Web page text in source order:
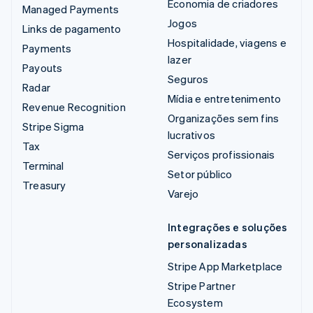
Managed Payments
Links de pagamento
Payments
Payouts
Radar
Revenue Recognition
Stripe Sigma
Tax
Terminal
Treasury
Economia de criadores
Jogos
Hospitalidade, viagens e
lazer
Seguros
Mídia e entretenimento
Organizações sem fins
lucrativos
Serviços profissionais
Setor público
Varejo
Integrações e soluções
personalizadas
Stripe App Marketplace
Stripe Partner
Ecosystem